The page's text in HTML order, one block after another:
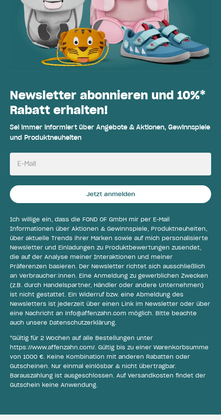
Newsletter abonnieren und 10%*
Rabatt erhalten!
Sei immer informiert über Angebote & Aktionen, Gewinnspiele
und Produktneuheiten
E-Mail
Jetzt anmelden
Ich willige ein, dass die FOND OF GmbH mir per E-Mail
Informationen über Aktionen & Gewinnspiele, Produktneuheiten,
über aktuelle Trends ihrer Marken sowie auf mich personalisierte
Newsletter und Einladungen zu Produktbewertungen zusendet,
die auf der Analyse meiner Interaktionen und meiner
Präferenzen basieren. Der Newsletter richtet sich ausschließlich
an Verbraucher:innen. Eine Anmeldung zu gewerblichen Zwecken
(z.B. durch Handelspartner, Händler oder andere Unternehmen)
ist nicht gestattet. Ein Widerruf bzw. eine Abmeldung des
Newsletters ist jederzeit über einen Link im Newsletter oder über
eine Nachricht an info@affenzahn.com möglich. Bitte beachte
auch unsere Datenschutzerklärung.
*Gültig für 2 Wochen auf alle Bestellungen unter
https://www.affenzahn.com/. Gültig bis zu einer Warenkorbsumme
von 1000 €. Keine Kombination mit anderen Rabatten oder
Gutscheinen. Nur einmal einlösbar & nicht übertragbar.
Barauszahlung ist ausgeschlossen. Auf Versandkosten findet der
Gutschein keine Anwendung.